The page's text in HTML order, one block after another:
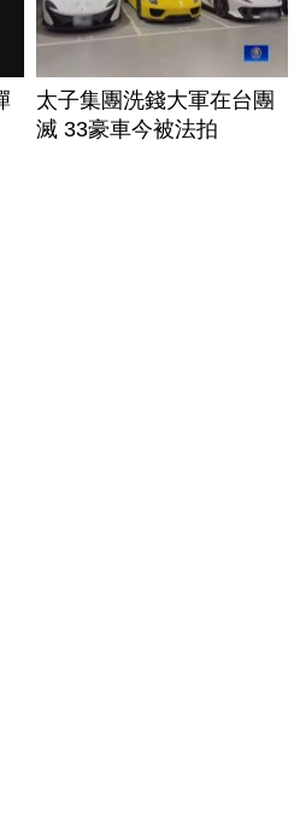
太子集團洗錢大軍在台團
滅 33豪車今被法拍